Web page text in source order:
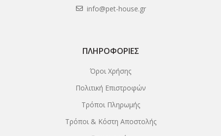
info@pet-house.gr
ΠΛΗΡΟΦΟΡΊΕΣ
Όροι Χρήσης
Πολιτική Επιστροφών
Τρόποι Πληρωμής
Τρόποι & Κόστη Αποστολής